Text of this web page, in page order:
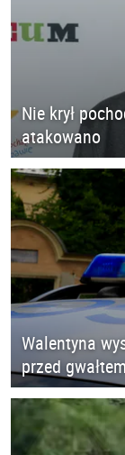
Nie krył
atakowano
Walentyna
przed